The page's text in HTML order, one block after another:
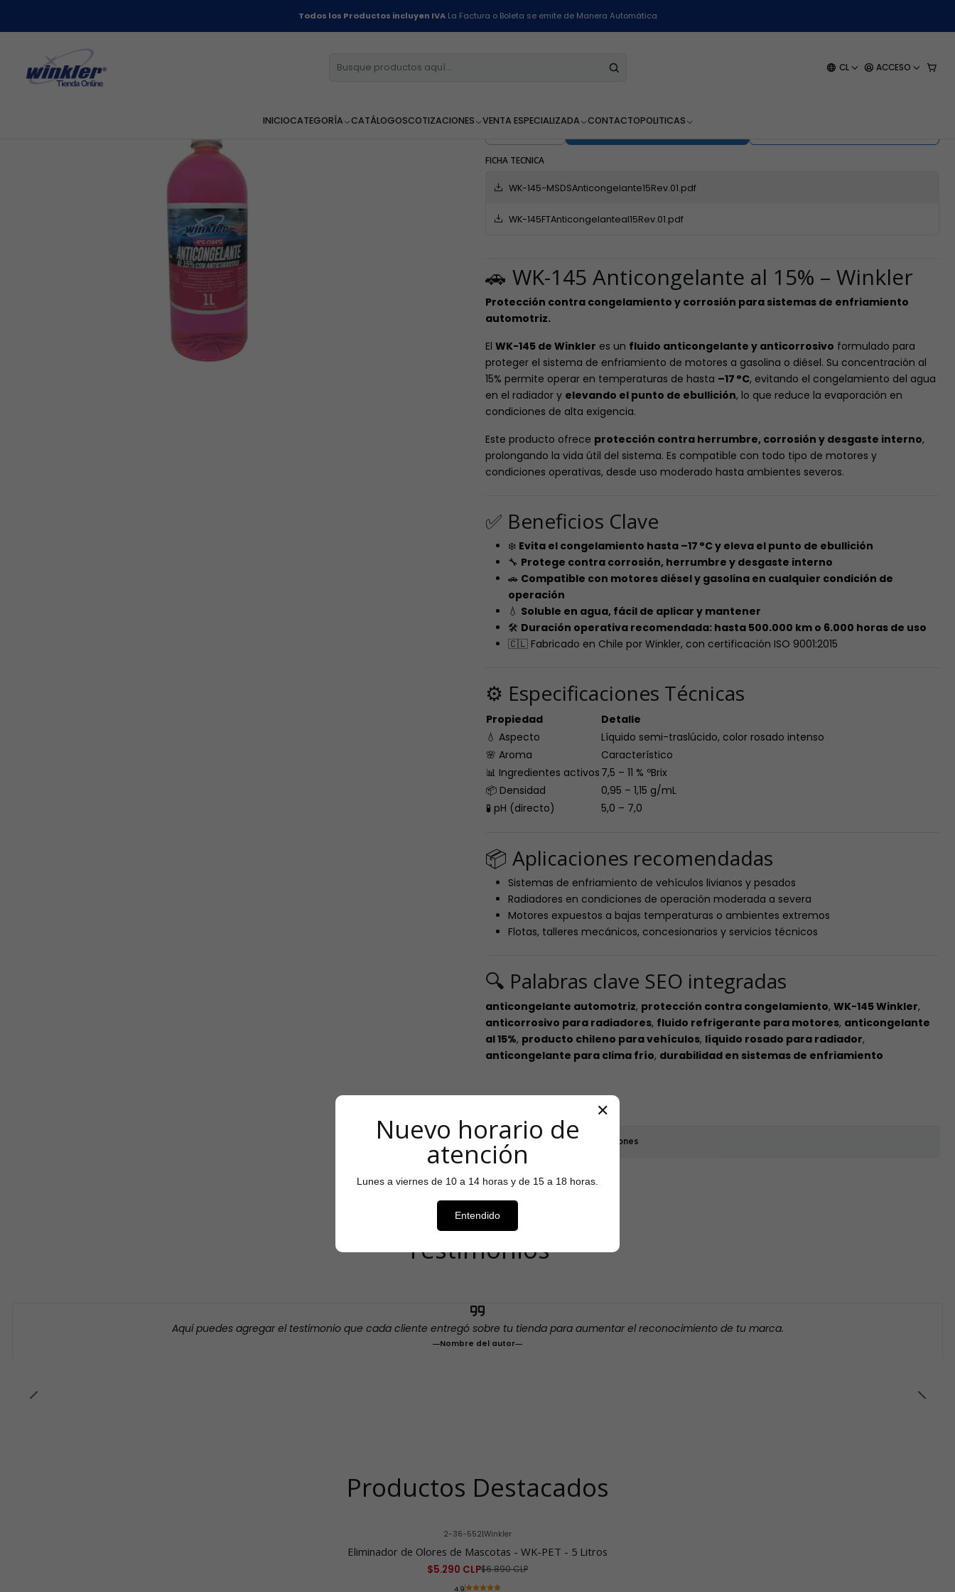
CL ACCESO
INICIOCATEGORÍA CATÁLOGOSCOTIZACIONES VENTA ESPECIALIZADA CONTACTOPOLITICAS
Todos los Productos incluyen IVALa Factura o Boleta se emite de Manera Automática
Inicio Línea Automotriz Anticongelante al 15% - 1 Litro - Winkler
Anticongelante al 15% - 1 Litro -
AGREGAR AL CARRO
FICHA TECNICA
WK-145-MSDSAnticongelante15Rev.01.pdf
WK-145FTAnticongelanteal15Rev.01.pdf
🚗 WK-145 Anticongelante al 15% – Winkler
Protección contra congelamiento y corrosión para sistemas de enfriamiento
automotriz.
El WK-145 de Winkler es un fluido anticongelante y anticorrosivo formulado para
proteger el sistema de enfriamiento de motores a gasolina o diésel. Su concentración al
15% permite operar en temperaturas de hasta –17 °C, evitando el congelamiento del agua
en el radiador y elevando el punto de ebullición, lo que reduce la evaporación en
condiciones de alta exigencia.
Este producto ofrece protección contra herrumbre, corrosión y desgaste interno,
prolongando la vida útil del sistema. Es compatible con todo tipo de motores y
condiciones operativas, desde uso moderado hasta ambientes severos.
✅ Beneficios Clave
❄️ Evita el congelamiento hasta –17 °C y eleva el punto de ebullición
🔧 Protege contra corrosión, herrumbre y desgaste interno
🚗 Compatible con motores diésel y gasolina en cualquier condición de
operación
💧 Soluble en agua, fácil de aplicar y mantener
🛠️ Duración operativa recomendada: hasta 500.000 km o 6.000 horas de uso
🇨🇱 Fabricado en Chile por Winkler, con certificación ISO 9001:2015
⚙️ Especificaciones Técnicas
Propiedad
Detalle
💧 Aspecto
Líquido semi-traslúcido, color rosado intenso
🌸 Aroma
Característico
📊 Ingredientes activos 7,5 – 11 % ºBrix
📦 Densidad
0,95 – 1,15 g/mL
🧪 pH (directo)
5,0 – 7,0
📦 Aplicaciones recomendadas
Sistemas de enfriamiento de vehículos livianos y pesados
Radiadores en condiciones de operación moderada a severa
Motores expuestos a bajas temperaturas o ambientes extremos
Flotas, talleres mecánicos, concesionarios y servicios técnicos
🔍 Palabras clave SEO integradas
anticongelante automotriz, protección contra congelamiento, WK-145 Winkler,
anticorrosivo para radiadores, fluido refrigerante para motores, anticongelante
al 15%, producto chileno para vehículos, líquido rosado para radiador,
anticongelante para clima frío, durabilidad en sistemas de enfriamiento
Mostrar stock de ubicaciones
Testimonios
Aquí puedes agregar el testimonio que cada cliente entregó sobre tu tienda para aumentar el reconocimiento de tu marca.
Nombre del autor
Productos Destacados
2-36-552|Winkler
Eliminador de Olores de Mascotas - WK-PET - 5 Litros
$5.290 CLP$6.890 CLP
4.9
✕
Nuevo horario de
atención
Lunes a viernes de 10 a 14 horas y de 15 a 18 horas.
Entendido